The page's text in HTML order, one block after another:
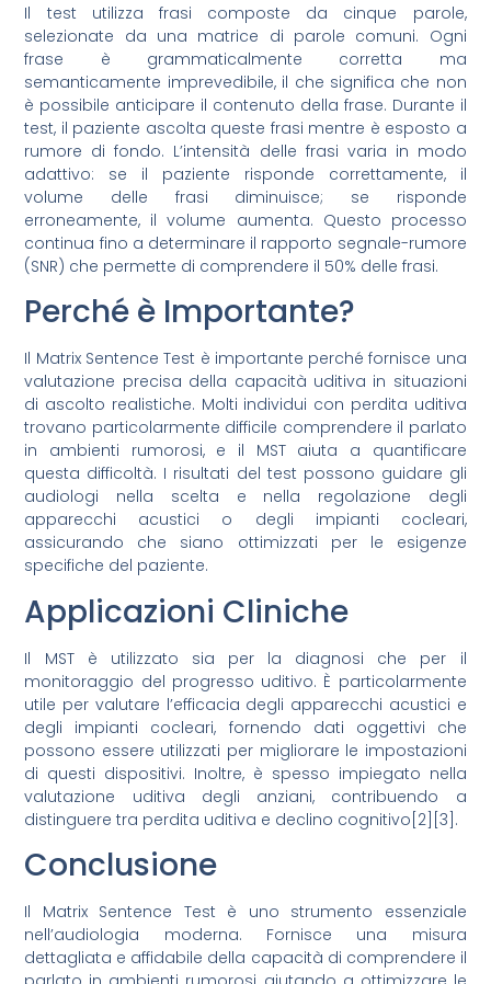
Il test utilizza frasi composte da cinque parole,
selezionate da una matrice di parole comuni. Ogni
frase è grammaticalmente corretta ma
semanticamente imprevedibile, il che significa che non
è possibile anticipare il contenuto della frase. Durante il
test, il paziente ascolta queste frasi mentre è esposto a
rumore di fondo. L’intensità delle frasi varia in modo
adattivo: se il paziente risponde correttamente, il
volume delle frasi diminuisce; se risponde
erroneamente, il volume aumenta. Questo processo
continua fino a determinare il rapporto segnale-rumore
(SNR) che permette di comprendere il 50% delle frasi.
Perché è Importante?
Il Matrix Sentence Test è importante perché fornisce una
valutazione precisa della capacità uditiva in situazioni
di ascolto realistiche. Molti individui con perdita uditiva
trovano particolarmente difficile comprendere il parlato
in ambienti rumorosi, e il MST aiuta a quantificare
questa difficoltà. I risultati del test possono guidare gli
audiologi nella scelta e nella regolazione degli
apparecchi acustici o degli impianti cocleari,
assicurando che siano ottimizzati per le esigenze
specifiche del paziente.
Applicazioni Cliniche
Il MST è utilizzato sia per la diagnosi che per il
monitoraggio del progresso uditivo. È particolarmente
utile per valutare l’efficacia degli apparecchi acustici e
degli impianti cocleari, fornendo dati oggettivi che
possono essere utilizzati per migliorare le impostazioni
di questi dispositivi. Inoltre, è spesso impiegato nella
valutazione uditiva degli anziani, contribuendo a
distinguere tra perdita uditiva e declino cognitivo[2][3].
Conclusione
Il Matrix Sentence Test è uno strumento essenziale
nell’audiologia moderna. Fornisce una misura
dettagliata e affidabile della capacità di comprendere il